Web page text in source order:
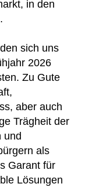
in den
sich uns
2026
Zu Gute
aber auch
Trägheit der
und
als
Garant für
Lösungen